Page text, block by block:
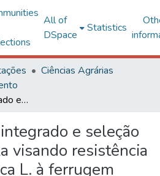
All of
DSpace
Statistics
Ciências Agrárias
Mapa genético integrado e seleção genômica ampla visando resistência de Coffea arabica L. à ferrugem
e seleção
visando resistência
L. à ferrugem